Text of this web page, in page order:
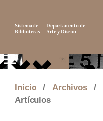
Sistema de
Bibliotecas
Departamento de
Arte y Diseño
Inicio / Archivos /
Artículos